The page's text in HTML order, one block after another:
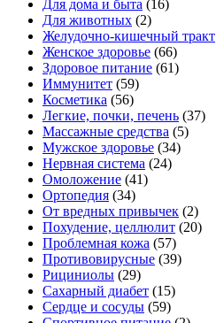
Для дома и быта (16)
Для животных (2)
Желудочно-кишечный тракт
Женское здоровье (66)
Здоровое питание (61)
Иммунитет (59)
Косметика (56)
Легкие, почки, печень (37)
Массажные средства (5)
Мужское здоровье (34)
Нервная система (24)
Омоложение (41)
Ортопедия (34)
От вредных привычек (2)
Похудение, целлюлит (20)
Проблемная кожа (57)
Противовирусные (39)
Рициниолы (29)
Сахарный диабет (15)
Сердце и сосуды (59)